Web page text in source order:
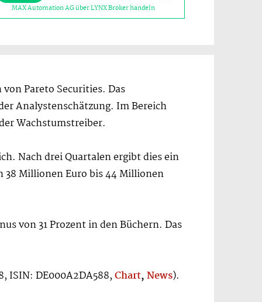
MAX Automation AG über LYNX Broker handeln
Pareto Securities. Das
Analystenschätzung. Im Bereich
Wachstumstreiber.
Nach drei Quartalen ergibt dies ein
38 Millionen Euro bis 44 Millionen
von 31 Prozent in den Büchern. Das
ISIN: DE000A2DA588,Chart,News).